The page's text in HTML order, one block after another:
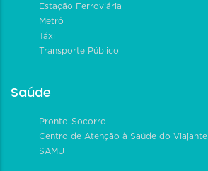
Estação Ferroviária
Metrô
Táxi
Transporte Público
Saúde
Pronto-Socorro
Centro de Atenção à Saúde do Viajante
SAMU